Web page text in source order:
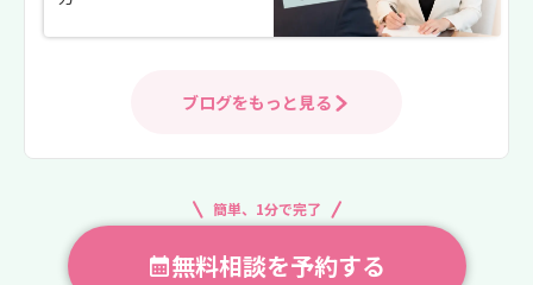
ブログをもっと見る
簡単、1分で完了
無料相談を予約する